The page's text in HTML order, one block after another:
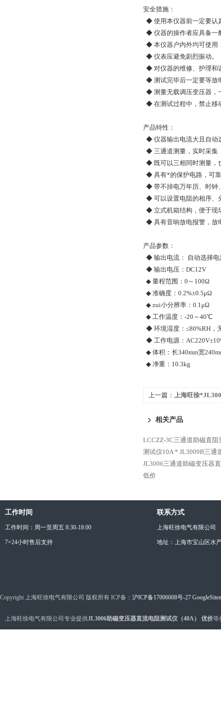
安全措施：
◆ 使用本仪器前一定要认
◆ 仪器的操作者应具备一
◆ 本仪器户内外均可使用
◆ 仪表应避免剧烈振动。
◆ 对仪器的维修、护理和
◆ 测试完毕后一定要等放
◆ 测量无载调压变压器，
◆ 在测试过程中，禁止移
产品特性：
◆ 仪器输出电流大且自动
◆ 三通道测量，实时采集
◆ 既可以三相同时测量，
◆ 具有*的保护电路，可
◆ 带不掉电万年历、时钟
◆ 可以设置电阻的相序、
◆ 立式机箱结构，便于现
◆ 具有音响放电报警，放
产品参数：
◆ 输出电流： 自动选择电
◆ 输出电压：DC12V
◆ 量程范围：0～100Ω
◆ 准确度：0.2%±0.5μΩ
◆ zui小分辨率：0.1μΩ
◆ 工作温度：-20～40℃
◆ 环境湿度：≤80%RH，
◆ 工作电源：
◆ 体积：长340mm宽
◆ 净重：10.3kg
上一篇： 上海旺徐
相关产品
LCCZZ-3C三通道助磁直阻
测试仪10A * JL3009B三通
JL3006三通道助磁变压器
低价
工作时间
工作时间：周一至周五 8:30-18:00
7×24小时售后支持
联系方式
上海旺徐电气有限公司
地址：上海市宝山区水
Copyright 上海旺徐电气有限公司 版权所有 ICP备： 沪ICP备17006008号-27
上海旺徐电气有限公司专业提供JL3006助磁变压器直流电阻测试仪（40A） 优价等